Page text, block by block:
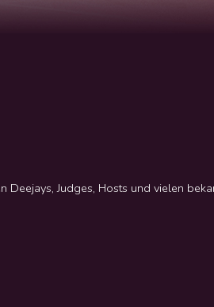
Deejays, Judges, Hosts und vielen